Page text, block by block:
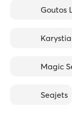
Goutos
Magic
Seajets